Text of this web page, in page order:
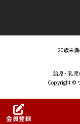
会員登録
20歳未満
胎児・乳児
Copyright ©